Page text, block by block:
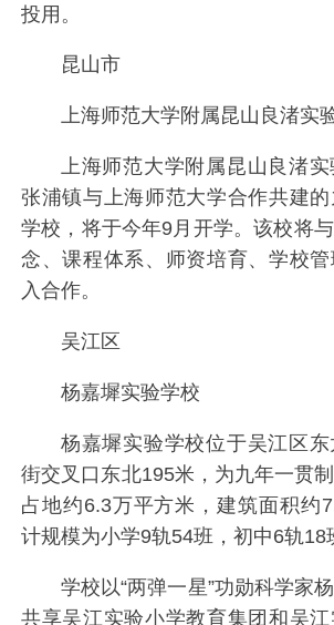
投用。
昆山市
上海师范大学附属昆山良渚实
上海师范大学附属昆山良渚
张浦镇与上海师范大学合作共建
学校，将于今年9月开学。该校将
念、课程体系、师资培育、学校
入合作。
吴江区
杨嘉墀实验学校
杨嘉墀实验学校位于吴江区
街交叉口东北195米，为九年一贯
占地约6.3万平方米，建筑面积约
计规模为小学9轨54班，初中6轨18
学校以“两弹一星”功勋科学家
共享吴江实验小学教育集团和吴